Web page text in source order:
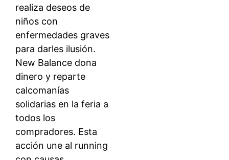
realiza deseos de
niños con
enfermedades graves
para darles ilusión.
New Balance dona
dinero y reparte
calcomanías
solidarias en la feria a
todos los
compradores. Esta
acción une al running